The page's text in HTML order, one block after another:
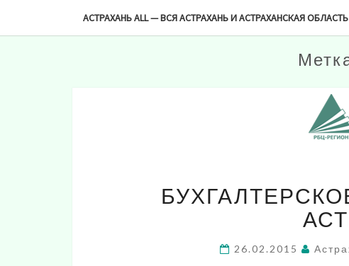
АСТРАХАНЬ ALL — ВСЯ АСТРАХАНЬ И АСТРАХАНСКАЯ ОБЛАСТЬ
26.02.2015